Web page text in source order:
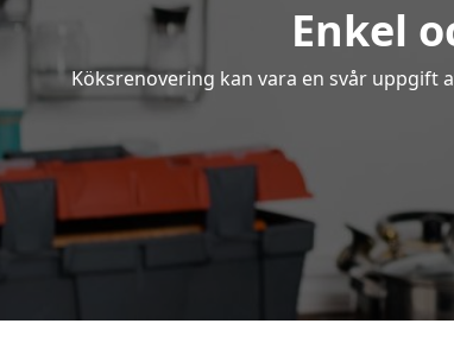
Enkel
Köksrenovering kan vara en svår uppgift